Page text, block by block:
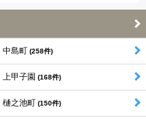
中島町 (258件)
上甲子園 (168件)
樋之池町 (150件)